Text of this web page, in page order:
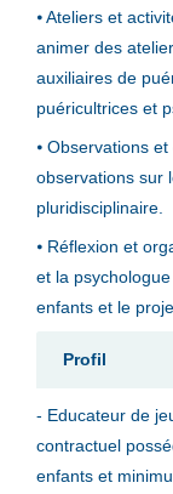
⦁ Ateliers et
animer des
auxiliaires de
puéricultrices et
⦁ Observations
observations sur
pluridisciplinaire.
⦁ Réflexion et
et la
enfants et le
Profil
- Educateur de
contractuel
enfants et